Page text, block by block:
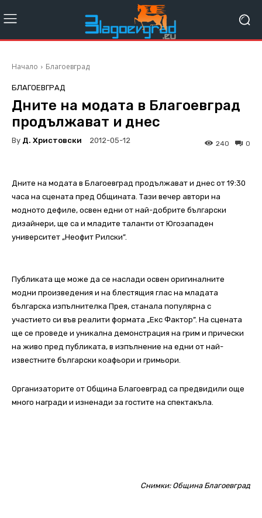
Начало Благоевград
БЛАГОЕВГРАД
Дните на модата в Благоевград
продължават и днес
By Д. Христовски 2012-05-12 0
240
Дните на модата в Благоевград продължават и днес от 19:30
часа на сцената пред Общината. Тази вечер автори на
модното дефиле, освен едни от най-добрите български
дизайнери, ще са и младите таланти от Югозападен
университет „Неофит Рилски”.
Публиката ще може да се наслади освен оригиналните
модни произведения и на блестящия глас на младата
българска изпълнителка Прея, станала популярна с
участието си във реалити формата „Екс Фактор”. На сцената
ще се проведе и уникална демонстрация на грим и прически
на живо пред публиката, в изпълнение на едни от най-
известните български коафьори и гримьори.
Организаторите от Община Благоевград са предвидили още
много награди и изненади за гостите на спектакъла.
Снимки: Община Благоевград